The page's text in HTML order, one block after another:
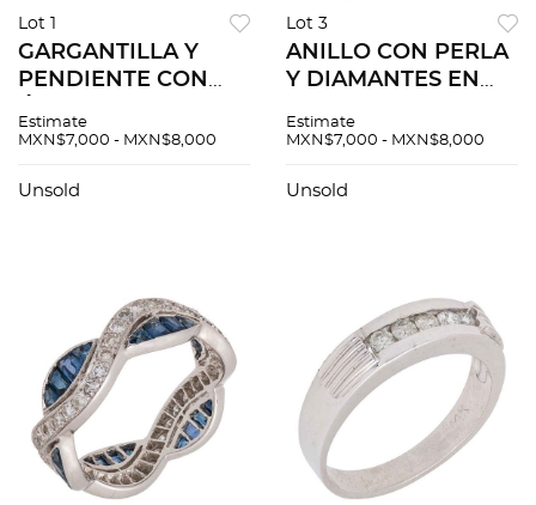
Lot 1
GARGANTILLA Y
PENDIENTE CON
EN ORO BLANCO DE
corte brillante ~0.15
Estimate
MXN$7,000 - MXN$8,000
Unsold
Lot 3
ANILLO CON PERLA
Y DIAMANTES EN
14K. Una perla
semiesférica color
Estimate
MXN$7,000 - MXN$8,000
Unsold